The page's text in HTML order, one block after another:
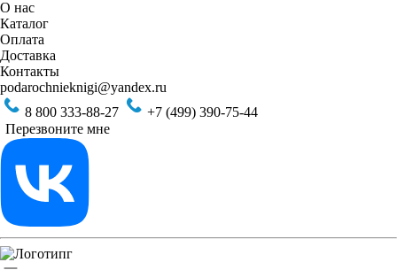
О нас
Каталог
Оплата
Доставка
Контакты
podarochnieknigi@yandex.ru
8 800 333-88-27
+7 (499) 390-75-44
Перезвоните мне